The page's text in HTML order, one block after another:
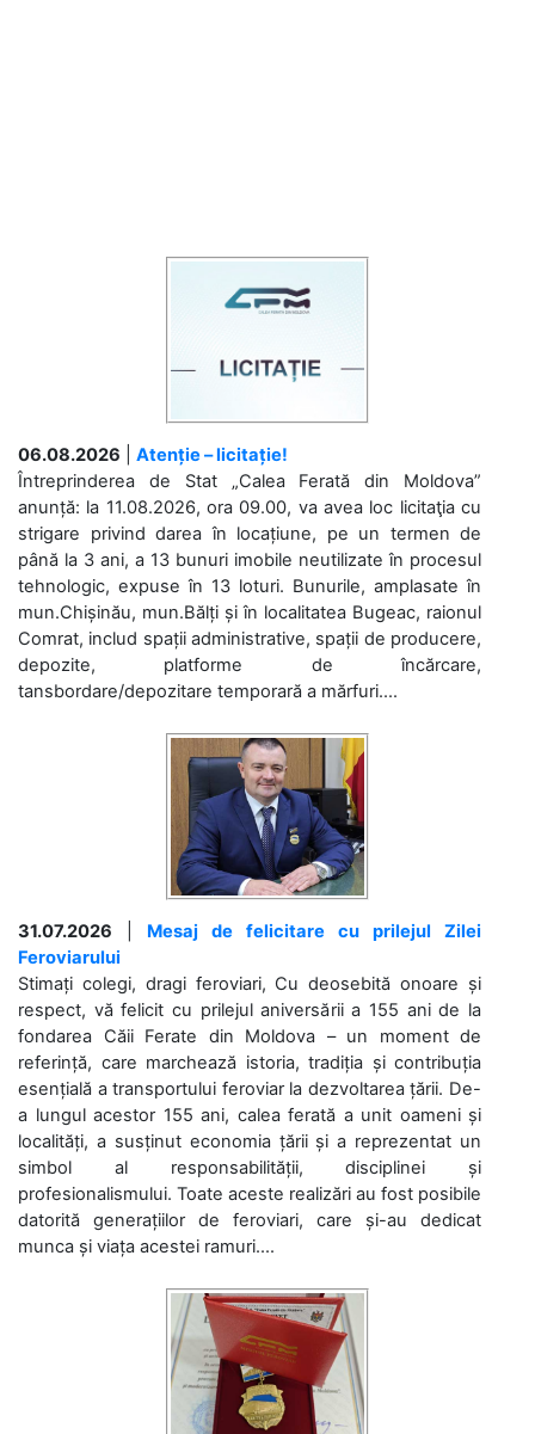
06.08.2026
Atenție – licitație!
Întreprinderea de Stat „Calea Ferată din Moldova”
anunță: la 11.08.2026, ora 09.00, va avea loc licitaţia cu
strigare privind darea în locațiune, pe un termen de
până la 3 ani, a 13 bunuri imobile neutilizate în procesul
tehnologic, expuse în 13 loturi. Bunurile, amplasate în
mun.Chișinău, mun.Bălți și în localitatea Bugeac, raionul
Comrat, includ spații administrative, spații de producere,
depozite, platforme de încărcare,
tansbordare/depozitare temporară a mărfuri....
31.07.2026
Mesaj de felicitare cu prilejul Zilei
Feroviarului
Stimați colegi, dragi feroviari, Cu deosebită onoare și
respect, vă felicit cu prilejul aniversării a 155 ani de la
fondarea Căii Ferate din Moldova – un moment de
referință, care marchează istoria, tradiția și contribuția
esențială a transportului feroviar la dezvoltarea țării. De-
a lungul acestor 155 ani, calea ferată a unit oameni și
localități, a susținut economia țării și a reprezentat un
simbol al responsabilității, disciplinei și
profesionalismului. Toate aceste realizări au fost posibile
datorită generațiilor de feroviari, care și-au dedicat
munca și viața acestei ramuri....